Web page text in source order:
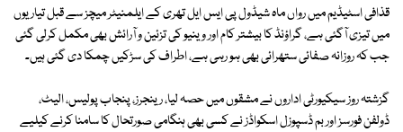
قذافی اسٹیڈیم میں رواں ماہ شیڈول پی ایس ایل تھری کے ایلمنیٹر میچز سے قبل تیاریوں
میں تیزی آگئی ہے، گراؤنڈ کا بیشتر کام اور وینیو کی تزئین و آرائش بھی مکمل کرلی گئی
جب کہ روزانہ صفائی ستھرائی بھی ہو رہی ہے، اطراف کی سڑکیں چمکا دی گئی ہیں۔
گزشتہ روز سیکیورٹی اداروں نے مشقوں میں حصہ لیا، رینجرز، پنجاب پولیس، الیٹ،
ڈولفن فورسز اور بم ڈسپوزل اسکواڈز نے کسی بھی ہنگامی صورتحال کا سامنا کرنے کیلیے